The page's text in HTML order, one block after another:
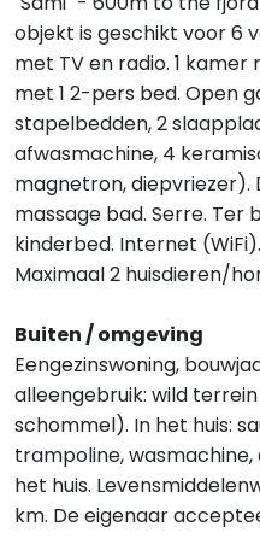
objekt is geschikt voor 6
met TV en radio. 1 kamer
met 1 2-pers bed. Open
stapelbedden, 2
afwasmachine, 4
magnetron, diepvriezer).
massage bad. Serre. Ter
kinderbed. Internet
Maximaal 2 huisdieren/
Buiten / omgeving
Eengezinswoning,
alleengebruik: wild
schommel). In het huis:
trampoline,
het huis.
km. De eigenaar